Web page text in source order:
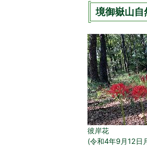
境御嶽山
彼岸花
(令和4年9月12日